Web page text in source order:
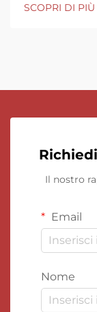
SCOPRI DI PIÙ
Il nostro
Email
Nome